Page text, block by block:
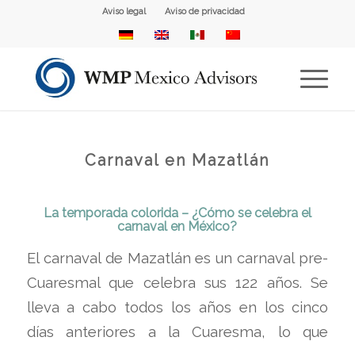
Aviso legal Aviso de privacidad
Carnaval en Mazatlán
La temporada colorida – ¿Cómo se celebra el
carnaval en México?
El carnaval de Mazatlán es un carnaval pre-
Cuaresmal que celebra sus 122 años. Se
lleva a cabo todos los años en los cinco
días anteriores a la Cuaresma, lo que